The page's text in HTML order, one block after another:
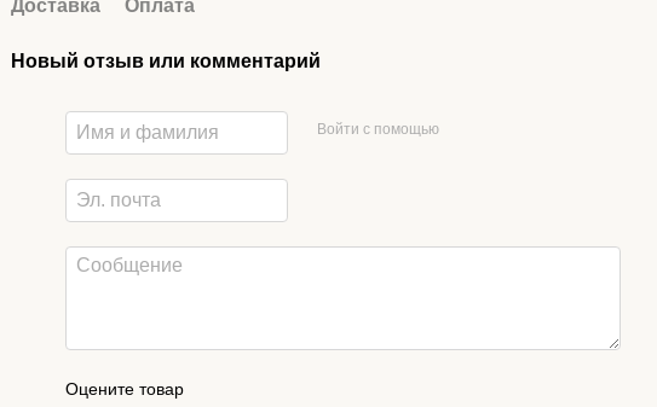
Доставка Оплата
Новый отзыв или комментарий
Войти с помощью
Оцените товар